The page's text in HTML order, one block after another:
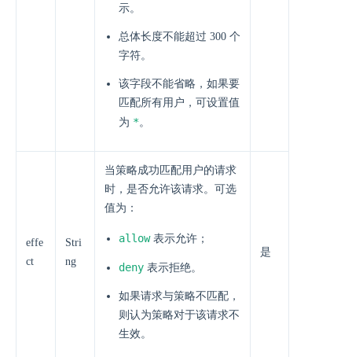
示。
总体长度不能超过 300 个
字符。
该字段不能省略，如果要
匹配所有用户，可设置值
为 * 。
effe
ct
Stri
ng
当策略成功匹配用户的请求
时，是否允许该请求。可选
值为：
allow表示允许；
deny 表示拒绝。
如果请求与策略不匹配，
则认为策略对于该请求不
生效。
是